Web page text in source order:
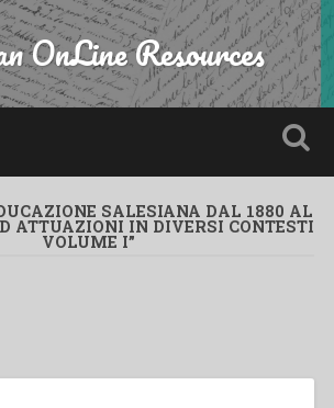
OnLine Resources
SALESIANA DAL 1880 AL
ATTUAZIONI IN DIVERSI CONTESTI
VOLUME I”